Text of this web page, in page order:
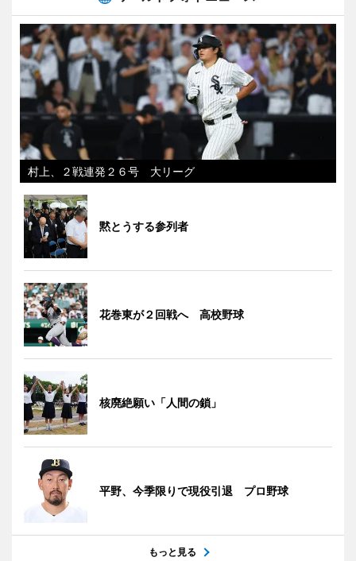
村上、２戦連発２６号 大リーグ
黙とうする参列者
花巻東が２回戦へ 高校野球
核廃絶願い「人間の鎖」
平野、今季限りで現役引退 プロ野球
もっと見る